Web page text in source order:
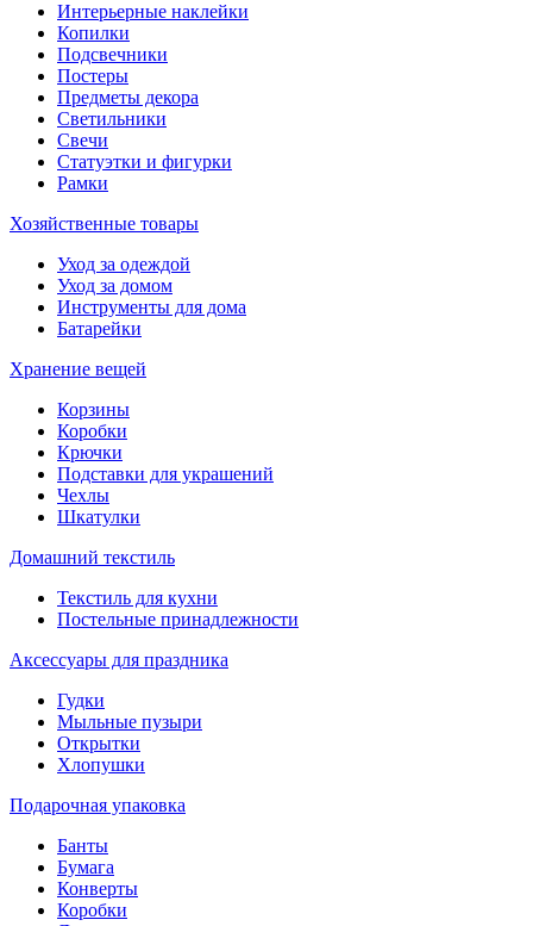
Интерьерные наклейки
Копилки
Подсвечники
Постеры
Предметы декора
Светильники
Свечи
Статуэтки и фигурки
Рамки
Хозяйственные товары
Уход за одеждой
Уход за домом
Инструменты для дома
Батарейки
Хранение вещей
Корзины
Коробки
Крючки
Подставки для украшений
Чехлы
Шкатулки
Домашний текстиль
Текстиль для кухни
Постельные принадлежности
Аксессуары для праздника
Гудки
Мыльные пузыри
Открытки
Хлопушки
Подарочная упаковка
Банты
Бумага
Конверты
Коробки